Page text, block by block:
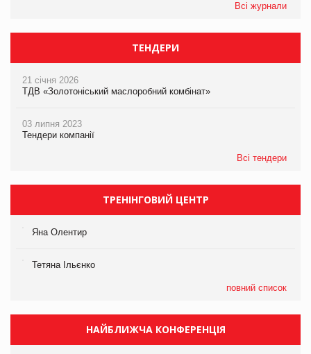
Всі журнали
ТЕНДЕРИ
21 січня 2026
ТДВ «Золотоніський маслоробний комбінат»
03 липня 2023
Тендери компанії
Всі тендери
ТРЕНІНГОВИЙ ЦЕНТР
Яна Олентир
Тетяна Ільєнко
повний список
НАЙБЛИЖЧА КОНФЕРЕНЦІЯ